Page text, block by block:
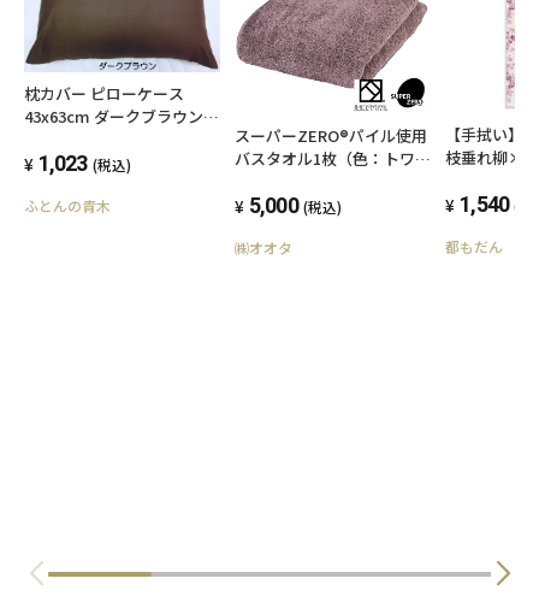
枕カバー ピローケース
43x63cm ダークブラウン
100% オールシーズン 高級
準サイズ 国産生地 洗える
1,023 (税込)
ふとんの青木
スーパーZERO®パイル使用
バスタオル1枚（色：トワイ
5,000 (税込)
㈱オオタ
【手拭い】
枝垂れ柳×
1,540 (税
都もだん